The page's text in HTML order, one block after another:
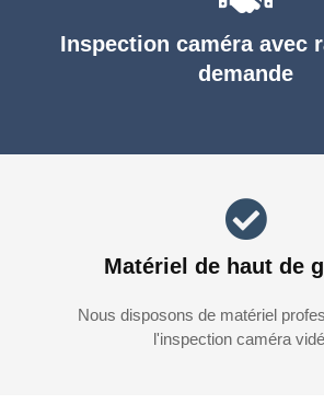
Inspection caméra avec
demande
Matériel de haut de
Nous disposons de matériel
l'inspection caméra